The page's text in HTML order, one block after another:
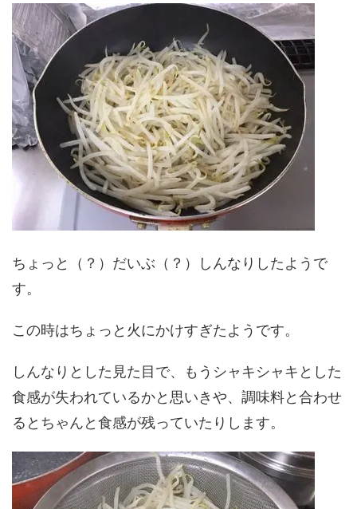
ちょっと（？）だいぶ（？）しんなりしたようで
す。
この時はちょっと火にかけすぎたようです。
しんなりとした見た目で、もうシャキシャキとした
食感が失われているかと思いきや、調味料と合わせ
るとちゃんと食感が残っていたりします。